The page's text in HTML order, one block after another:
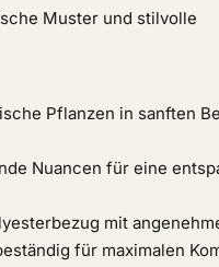
Muster und stilvolle
Pflanzen in sanften
Nuancen für eine
mit
für maximalen